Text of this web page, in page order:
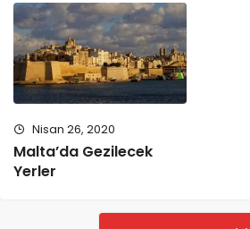
Nisan 26, 2020
Malta’da Gezilecek
Yerler